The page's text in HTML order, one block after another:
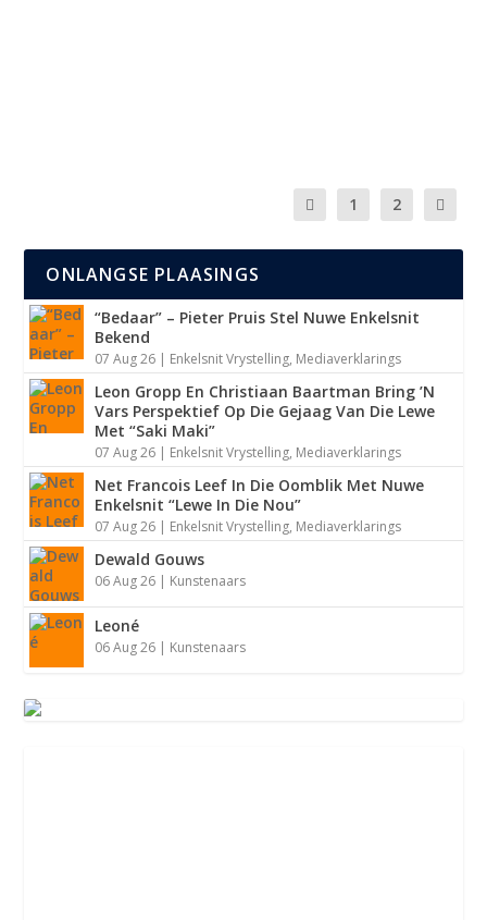
1 2
ONLANGSE PLAASINGS
“Bedaar” – Pieter Pruis Stel Nuwe Enkelsnit
Bekend
07 Aug 26 | Enkelsnit Vrystelling, Mediaverklarings
Leon Gropp En Christiaan Baartman Bring ’N
Vars Perspektief Op Die Gejaag Van Die Lewe
Met “Saki Maki”
07 Aug 26 | Enkelsnit Vrystelling, Mediaverklarings
Net Francois Leef In Die Oomblik Met Nuwe
Enkelsnit “Lewe In Die Nou”
07 Aug 26 | Enkelsnit Vrystelling, Mediaverklarings
Dewald Gouws
06 Aug 26 | Kunstenaars
Leoné
06 Aug 26 | Kunstenaars